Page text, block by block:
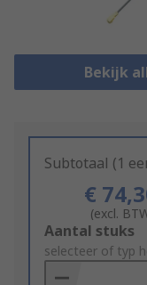
Bekijk
Subtotaal (1
€
(excl.
Add
to
Basket
Aantal stuks
selecteer of typ